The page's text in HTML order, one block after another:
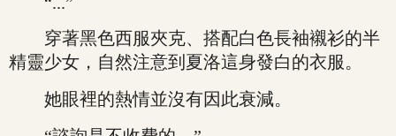
穿著黑色西服夾克、搭配白色長袖襯衫的半
精靈少女，自然注意到夏洛這身發白的衣服。
她眼裡的熱情並沒有因此衰減。